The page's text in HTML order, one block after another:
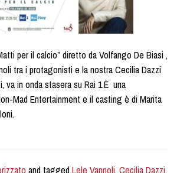
per il calcio” diretto da Volfango De Biasi ,
tra i protagonisti e la nostra Cecilia Dazzi
va in onda stasera su Rai 1.È una
Mad Entertainment e il casting è di Marita
and taggedLele Vannoli, Cecilia Dazzi.